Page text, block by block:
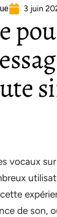
3 juin
vocaux
de son,